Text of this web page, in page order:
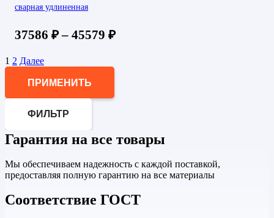
сварная удлиненная
37586 ₽– 45579 ₽
1 2 Далее
ПРИМЕНИТЬ
ФИЛЬТР
Гарантия на все товары
Мы обеспечиваем надежность с каждой поставкой,
предоставляя полную гарантию на все материалы
Соответствие ГОСТ